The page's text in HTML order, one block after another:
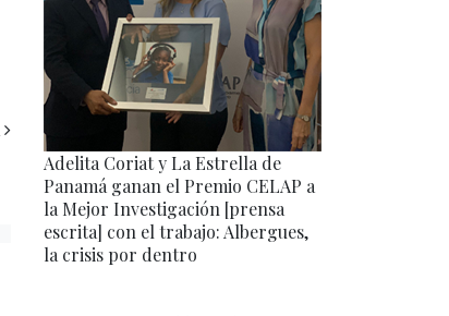
Adelita Coriat y La Estrella de
Panamá ganan el Premio CELAP a
la Mejor Investigación [prensa
escrita] con el trabajo: Albergues,
la crisis por dentro